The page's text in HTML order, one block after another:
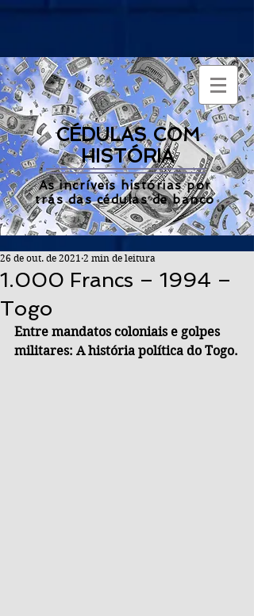
CÉDULAS COM
HISTÓRIA
As incríveis histórias por
trás das cédulas de banco
1.000 Francs – 1994 –
Togo
26 de out. de 2021 2 min de leitura
Entre mandatos coloniais e golpes
militares: A história política do Togo.